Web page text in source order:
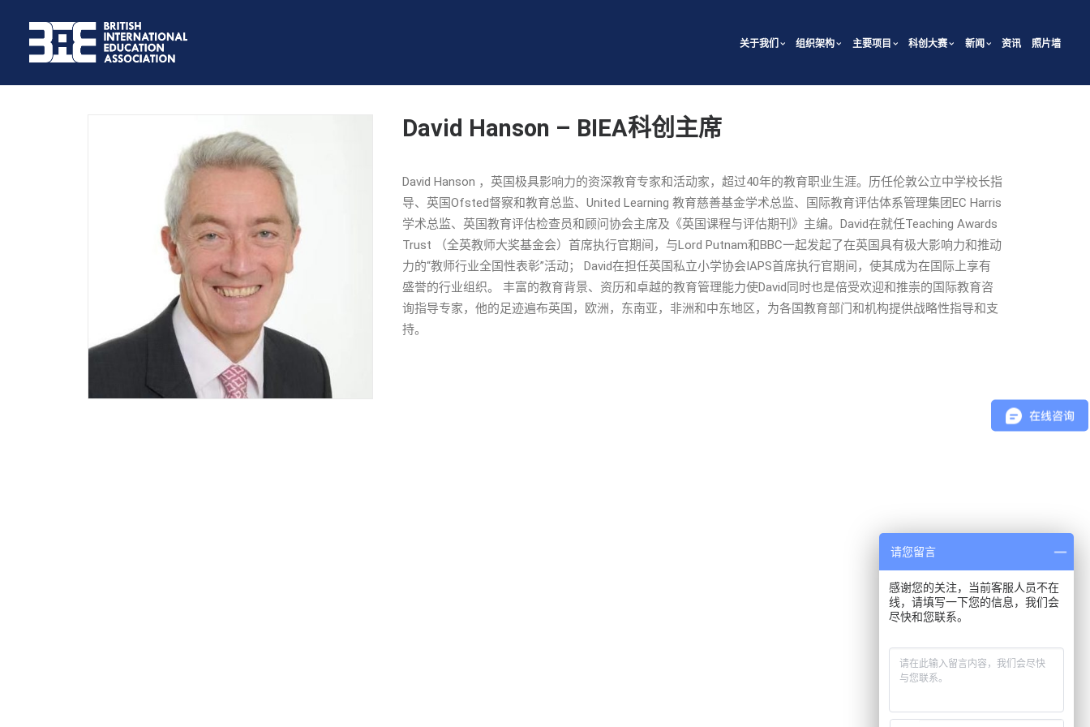
关于我们 组织架构 主要项目 科创大赛 新闻 资讯 照片墙
David Hanson – BIEA科创主席
David Hanson ，英国极具影响力的资深教育专家和活动家，超过40年的教育职业生涯。历任伦敦公立中学校长指
导、英国Ofsted督察和教育总监、United Learning 教育慈善基金学术总监、国际教育评估体系管理集团EC Harris
学术总监、英国教育评估检查员和顾问协会主席及《英国课程与评估期刊》主编。David在就任Teaching Awards
Trust （全英教师大奖基金会）首席执行官期间，与Lord Putnam和BBC一起发起了在英国具有极大影响力和推动
力的“教师行业全国性表彰”活动； David在担任英国私立小学协会IAPS首席执行官期间，使其成为在国际上享有
盛誉的行业组织。 丰富的教育背景、资历和卓越的教育管理能力使David同时也是倍受欢迎和推崇的国际教育咨
询指导专家，他的足迹遍布英国，欧洲，东南亚，非洲和中东地区，为各国教育部门和机构提供战略性指导和支
持。
请您留言
感谢您的关注，当前客服人员不在
线，请填写一下您的信息，我们会
尽快和您联系。